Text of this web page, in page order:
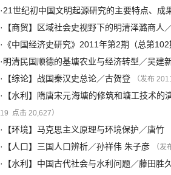
·21世纪初中国文明起源研究的主要特点、成
·【商贸】 区域社会史视野下的明清泽潞商人
· 《中国经济史研究》2011年第2期（总第
· 明清民国顺德的基塘农业与经济转型 ／吴建
·【综论】 战国秦汉史总论／古贺登 （发布
·【水利】 隋唐宋元海塘的修筑和塘工技术
19 点击 20,627）
·【环境】 马克思主义原理与环境保护 ／唐竹
·【人口】 三国人口辨析／孙祥伟 朱子彦 （
·【水利 】 中国古代社会与水利问题／藤田胜久